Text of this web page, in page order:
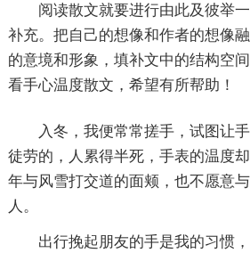
阅读散文就要进行由此及彼举
补充。把自己的想像和作者的想像
的意境和形象，填补文中的结构空
看手心温度散文，希望有所帮助！
入冬，我便常常搓手，试图让
徒劳的，人累得半死，手表的温度
年与风雪打交道的面颊，也不愿意
人。
出行挽起朋友的手是我的习惯